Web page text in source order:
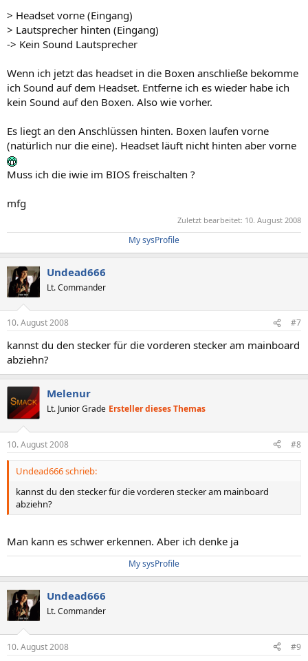
> Headset vorne (Eingang)
> Lautsprecher hinten (Eingang)
-> Kein Sound Lautsprecher
Wenn ich jetzt das headset in die Boxen anschließe bekomme
ich Sound auf dem Headset. Entferne ich es wieder habe ich
kein Sound auf den Boxen. Also wie vorher.
Es liegt an den Anschlüssen hinten. Boxen laufen vorne
(natürlich nur die eine). Headset läuft nicht hinten aber vorne
Muss ich die iwie im BIOS freischalten ?
mfg
Zuletzt bearbeitet: 10. August 2008
My sysProfile
Undead666
Lt. Commander
10. August 2008 #7
kannst du den stecker für die vorderen stecker am mainboard
abziehn?
Melenur
Lt. Junior Grade Ersteller dieses Themas
10. August 2008 #8
Undead666 schrieb:
kannst du den stecker für die vorderen stecker am mainboard
abziehn?
Man kann es schwer erkennen. Aber ich denke ja
My sysProfile
Undead666
Lt. Commander
10. August 2008 #9